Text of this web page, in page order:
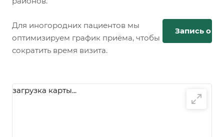
Для иногородних пациентов мы
оптимизируем график приёма, чтобы
сократить время визита.
Запись
загрузка карты...